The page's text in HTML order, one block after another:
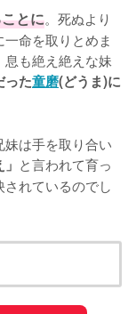
とに。死ぬより
命を取りとめま
も絶え絶えな妹
った童磨(どうま)に
は手を取り合い
と言われて育っ
れているのでし